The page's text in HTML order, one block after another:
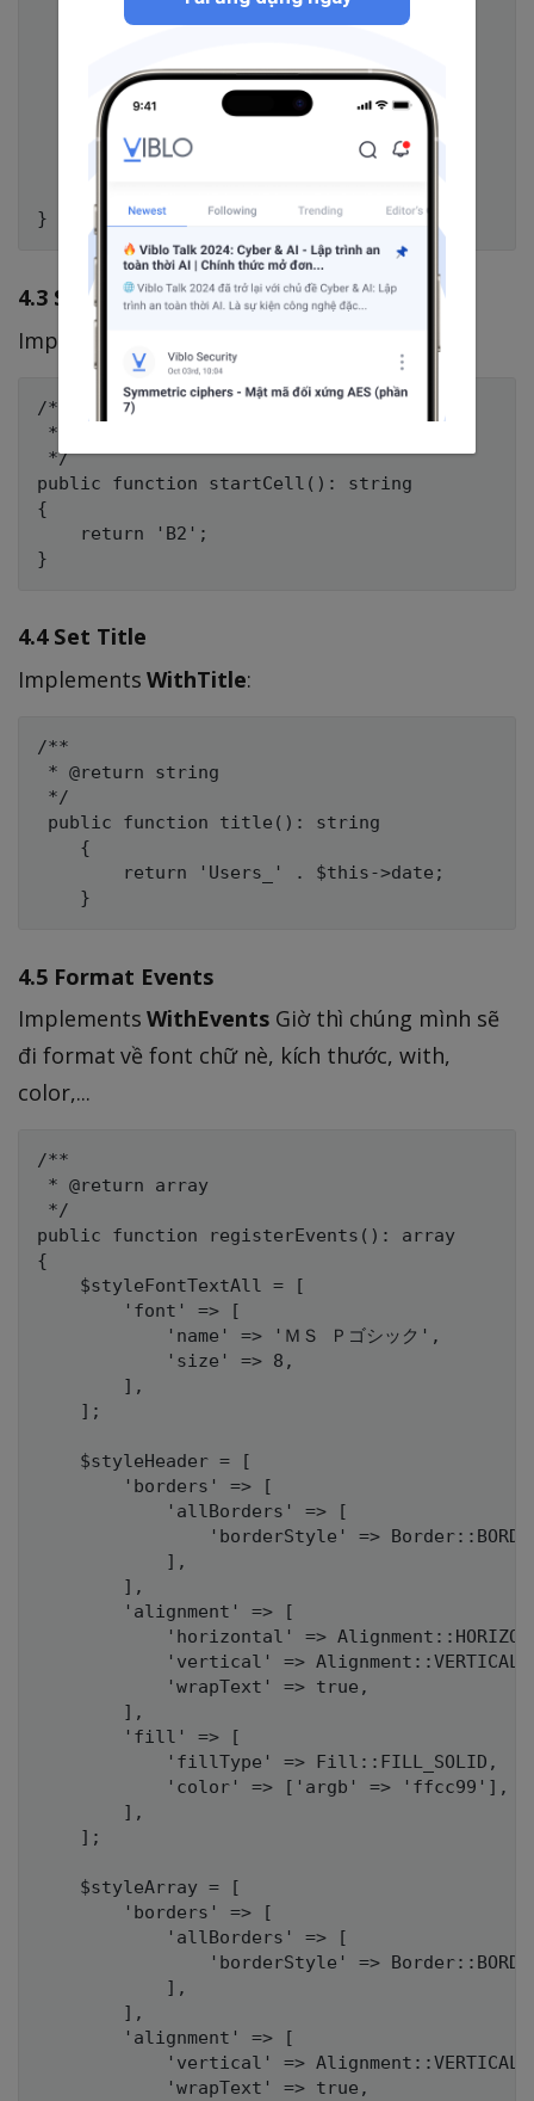
        [
            'ID',
            'User Name',
            'Email',
            'Created_At',
        ],
4.3 Set StartCell
Implements
/**
* @return string
*/
public function startCell(): string
{
    return 'B2';
4.4 Set Title
ImplementsWithTitle:
/**
* @return string
*/
public function title(): string
    {
        return 'Users_' . $this->date;
4.5 Format Events
ImplementsWithEventsGiờ thì chúng mình sẽ
đi format về font chữ nè, kích thước, with,
color,...
/**
* @return array
*/
public function registerEvents(): array
{
    $styleFontTextAll = [
        'font' => [
            'name' => 'ＭＳ Ｐゴシック',
            'size' => 8,
        ],
    ];
    $styleHeader = [
        'borders' => [
            'allBorders' => [
'borderStyle' =>
            ],
        ],
        'alignment' => [
'horizontal' =>
'vertical' =>
            'wrapText' => true,
        ],
        'fill' => [
            'fillType' => Fill::FILL_SOLID,
            'color' => ['argb' => 'ffcc99'],
        ],
    ];
    $styleArray = [
        'borders' => [
            'allBorders' => [
'borderStyle' =>
            ],
        ],
        'alignment' => [
'vertical' =>
            'wrapText' => true,